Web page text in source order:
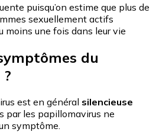
puisqu’on estime que plus de
sexuellement actifs
moins une fois dans leur vie
du
est en général silencieuse
par les papillomavirus ne
symptôme.